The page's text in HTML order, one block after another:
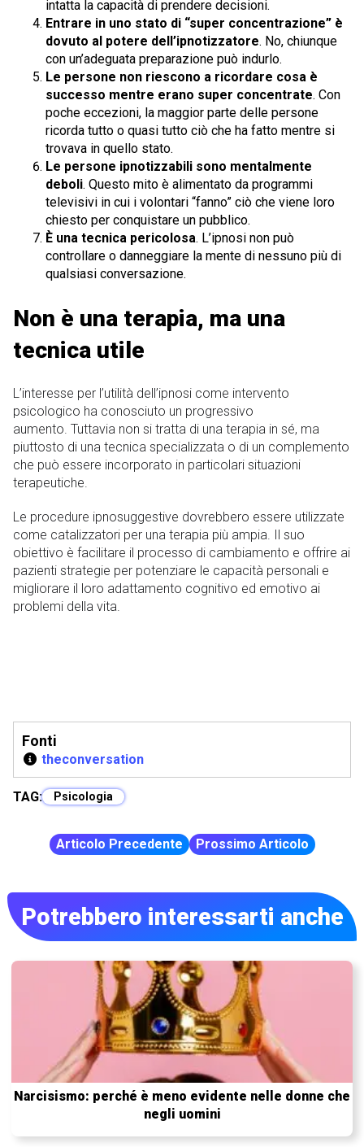
intatta la capacità di prendere decisioni.
Entrare in uno stato di “super concentrazione” è
dovuto al potere dell’ipnotizzatore. No, chiunque
con un’adeguata preparazione può indurlo.
Le persone non riescono a ricordare cosa è
successo mentre erano super concentrate. Con
poche eccezioni, la maggior parte delle persone
ricorda tutto o quasi tutto ciò che ha fatto mentre si
trovava in quello stato.
Le persone ipnotizzabili sono mentalmente
deboli. Questo mito è alimentato da programmi
televisivi in ​​cui i volontari “fanno” ciò che viene loro
chiesto per conquistare un pubblico.
È una tecnica pericolosa. L’ipnosi non può
controllare o danneggiare la mente di nessuno più di
qualsiasi conversazione.
Non è una terapia, ma una
tecnica utile
L’interesse per l’utilità dell’ipnosi come intervento
psicologico ha conosciuto un progressivo
aumento. Tuttavia non si tratta di una terapia in sé, ma
piuttosto di una tecnica specializzata o di un complemento
che può essere incorporato in particolari situazioni
terapeutiche.
Le procedure ipnosuggestive dovrebbero essere utilizzate
come catalizzatori per una terapia più ampia. Il suo
obiettivo è facilitare il processo di cambiamento e offrire ai
pazienti strategie per potenziare le capacità personali e
migliorare il loro adattamento cognitivo ed emotivo ai
problemi della vita.
Fonti
theconversation
TAG: Psicologia
Articolo Precedente Prossimo Articolo
Potrebbero interessarti anche
Narcisismo: perché è meno evidente nelle donne che
negli uomini